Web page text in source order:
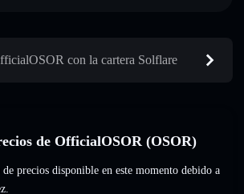
con la cartera Solflare
de OfficialOSOR (OSOR)
precios disponible en este momento debido a